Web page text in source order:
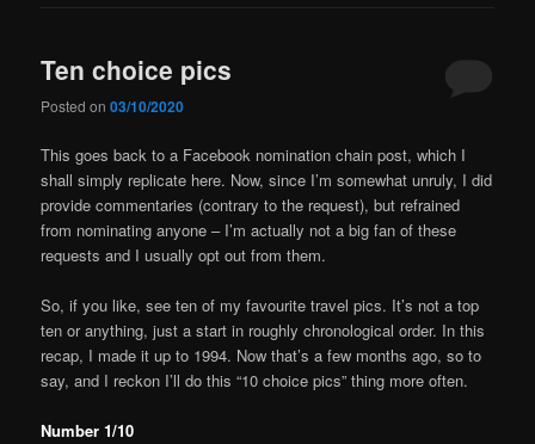
Ten choice pics
Posted on03/10/2020
This goes back to a Facebook nomination chain post, which I
shall simply replicate here. Now, since I’m somewhat unruly, I did
provide commentaries (contrary to the request), but refrained
from nominating anyone – I’m actually not a big fan of these
requests and I usually opt out from them.
So, if you like, see ten of my favourite travel pics. It’s not a top
ten or anything, just a start in roughly chronological order. In this
recap, I made it up to 1994. Now that’s a few months ago, so to
say, and I reckon I’ll do this “10 choice pics” thing more often.
Number 1/10